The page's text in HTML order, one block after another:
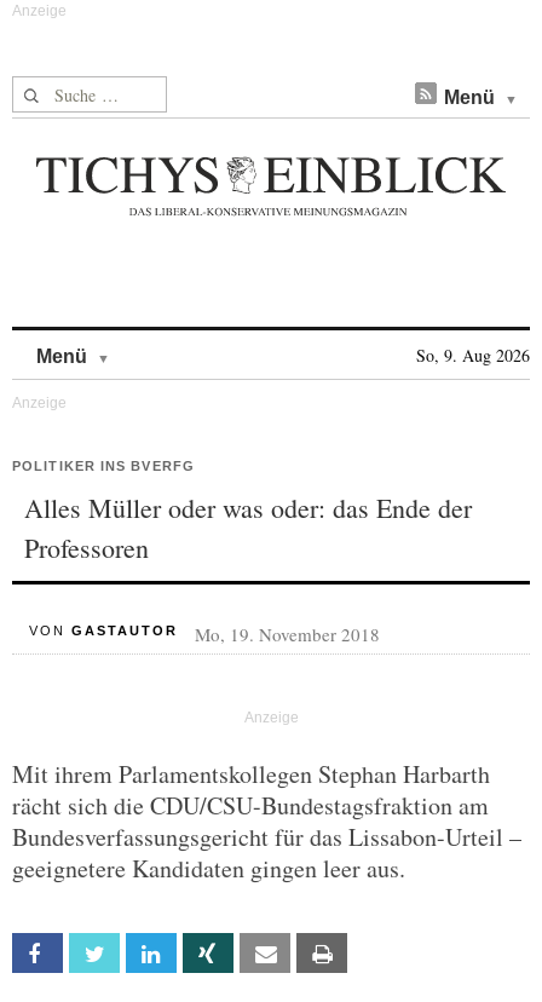
Suche nach: Menü
Menü So, 9. Aug 2026
POLITIKER INS BVERFG
Alles Müller oder was oder: das Ende der
Professoren
VON GASTAUTOR Mo, 19. November 2018
Mit ihrem Parlamentskollegen Stephan Harbarth
rächt sich die CDU/CSU-Bundestagsfraktion am
Bundesverfassungsgericht für das Lissabon-Urteil –
geeignetere Kandidaten gingen leer aus.
Facebook Twitter Linkedin Xing Email